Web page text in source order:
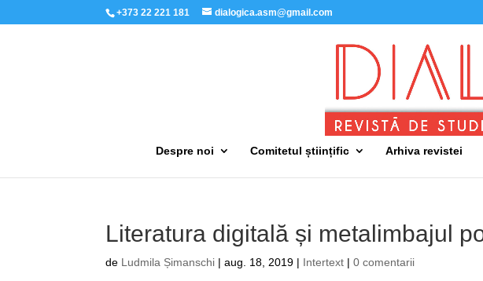
+373 22 221 181 dialogica.asm@gmail.com
Despre noi Comitetul științific Arhiva revistei
Literatura digitală și metalimbajul
de Ludmila Șimanschi |aug. 18, 2019 | Intertext |0 comentarii